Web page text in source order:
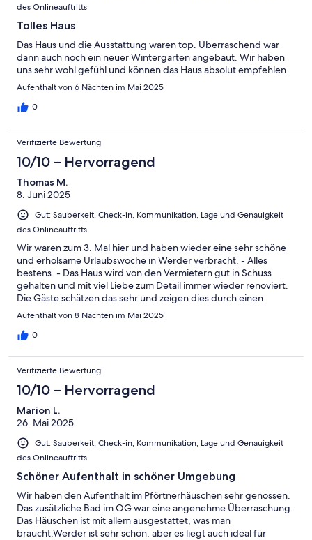
des Onlineauftritts
Tolles Haus
Das Haus und die Ausstattung waren top. Überraschend war
dann auch noch ein neuer Wintergarten angebaut. Wir haben
uns sehr wohl gefühl und können das Haus absolut empfehlen
Aufenthalt von 6 Nächten im Mai 2025
0
Verifizierte Bewertung
10/10 – Hervorragend
Thomas M.
8. Juni 2025
Gut: Sauberkeit, Check-in, Kommunikation, Lage und Genauigkeit
des Onlineauftritts
Wir waren zum 3. Mal hier und haben wieder eine sehr schöne
und erholsame Urlaubswoche in Werder verbracht. - Alles
bestens. - Das Haus wird von den Vermietern gut in Schuss
gehalten und mit viel Liebe zum Detail immer wieder renoviert.
Die Gäste schätzen das sehr und zeigen dies durch einen
pfleglichen Umgang. Wir kommen gern wieder.
Aufenthalt von 8 Nächten im Mai 2025
0
Verifizierte Bewertung
10/10 – Hervorragend
Marion L.
26. Mai 2025
Gut: Sauberkeit, Check-in, Kommunikation, Lage und Genauigkeit
des Onlineauftritts
Schöner Aufenthalt in schöner Umgebung
Wir haben den Aufenthalt im Pförtnerhäuschen sehr genossen.
Das zusätzliche Bad im OG war eine angenehme Überraschung.
Das Häuschen ist mit allem ausgestattet, was man
braucht.Werder ist sehr schön, aber es liegt auch ideal für